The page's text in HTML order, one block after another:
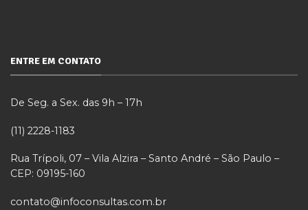
ENTRE EM CONTATO
De Seg. a Sex. das 9h – 17h
(11) 2228-1183
Rua Trípoli, 07 – Vila Alzira – Santo André – São Paulo –
CEP: 09195-160
contato@infoconsultas.com.br